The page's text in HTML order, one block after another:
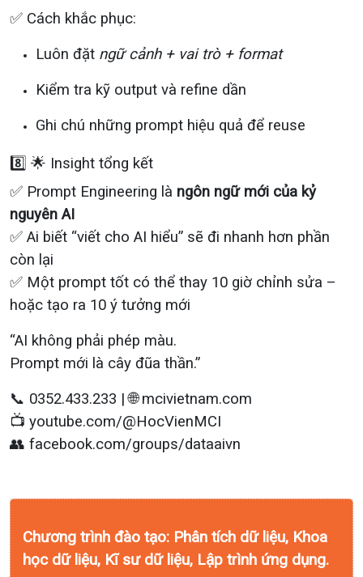
✅ Cách khắc phục:
Luôn đặt ngữ cảnh + vai trò + format
Kiểm tra kỹ output và refine dần
Ghi chú những prompt hiệu quả để reuse
8️⃣ 🌟 Insight tổng kết
✅ Prompt Engineering là ngôn ngữ mới của kỷ
nguyên AI
✅ Ai biết “viết cho AI hiểu” sẽ đi nhanh hơn phần
còn lại
✅ Một prompt tốt có thể thay 10 giờ chỉnh sửa –
hoặc tạo ra 10 ý tưởng mới
“AI không phải phép màu.
Prompt mới là cây đũa thần.”
📞 0352.433.233 | 🌐 mcivietnam.com
📺 youtube.com/@HocVienMCI
👥 facebook.com/groups/dataaivn
Chương trình đào tạo: Phân tích dữ liệu, Khoa
học dữ liệu, Kĩ sư dữ liệu, Lập trình ứng dụng.